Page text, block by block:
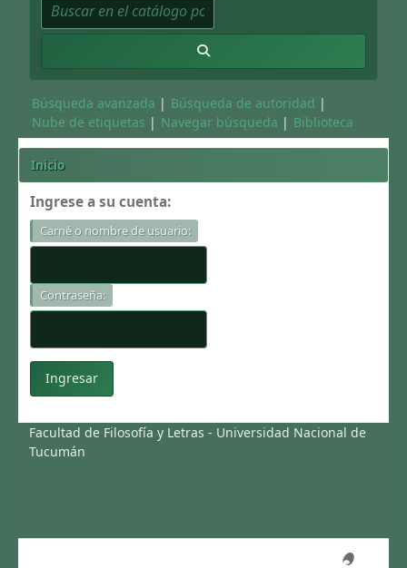
Búsqueda avanzada
Búsqueda de autoridad
Nube de etiquetas
Navegar búsqueda Biblioteca
Inicio
Inicio
Ingrese a su cuenta:
Carné o nombre de usuario:
Contraseña:
Facultad de Filosofía y Letras - Universidad Nacional de
Tucumán